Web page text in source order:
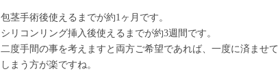
包茎手術後使えるまでが約1ヶ月です。
シリコンリング挿入後使えるまでが約3週間です。
二度手間の事を考えますと両方ご希望であれば、一度に済ませて
しまう方が楽ですね。